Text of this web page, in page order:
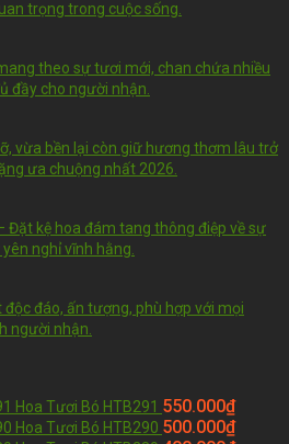
trọng trong cuộc sống.
theo sự tươi mới, chan chứa nhiều
đầy cho người nhận.
vừa bền lại còn giữ hương thơm lâu trở
ưa chuộng nhất 2026.
Đặt kệ hoa đám tang thông điệp về sự
nghỉ vĩnh hằng.
đáo, ấn tượng, phù hợp với mọi
người nhận.
Hoa Tươi Bó HTB291 550.000₫
Hoa Tươi Bó HTB290 500.000₫